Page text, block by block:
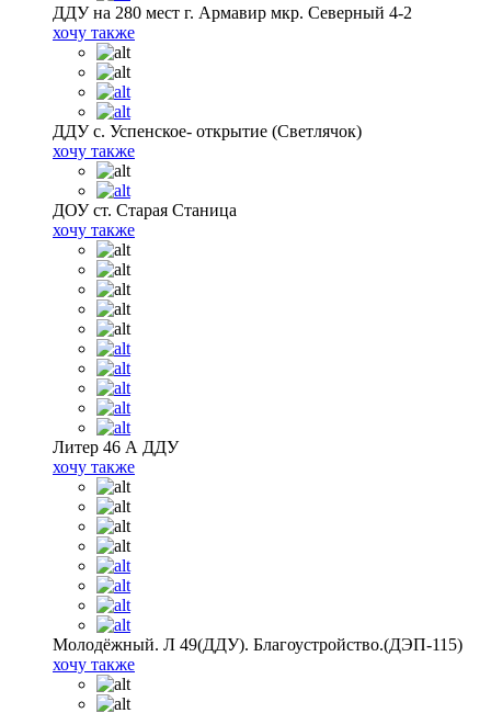
ДДУ на 280 мест г. Армавир мкр. Северный 4-2
хочу также
ДДУ с. Успенское- открытие (Светлячок)
хочу также
ДОУ ст. Старая Станица
хочу также
Литер 46 А ДДУ
хочу также
Молодёжный. Л 49(ДДУ). Благоустройство.(ДЭП-115)
хочу также